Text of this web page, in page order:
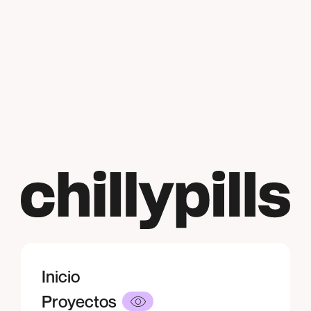
Inicio
Inicio
Proyectos